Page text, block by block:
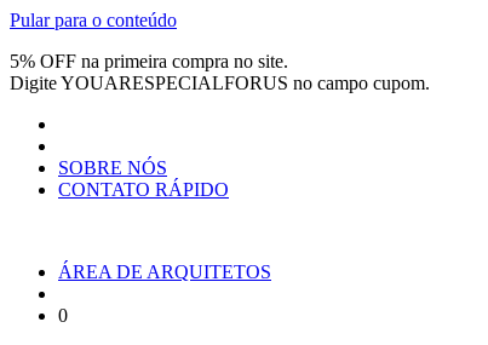
Pular para o conteúdo
5% OFF na primeira compra no site.
DigiteYOUARESPECIALFORUS no campo cupom.
SOBRE NÓS
CONTATO RÁPIDO
ÁREA DE ARQUITETOS
0